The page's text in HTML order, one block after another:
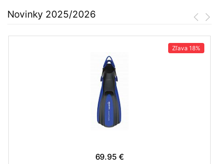
Novinky 2025/2026
Zľava 18%
69.95 €